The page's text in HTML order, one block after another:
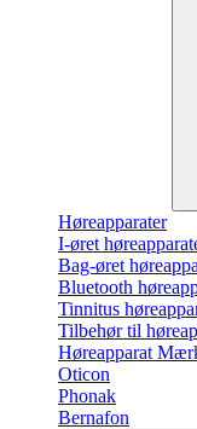
Høreapparater
I-øret
Bag-øret
Bluetooth
Tinnitus
Tilbehør til
Høreapparat
Oticon
Phonak
Bernafon